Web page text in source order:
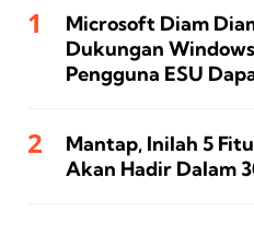
Microsoft Diam
Dukungan
Pengguna ESU
Mantap, Inilah 5
Akan Hadir Dalam